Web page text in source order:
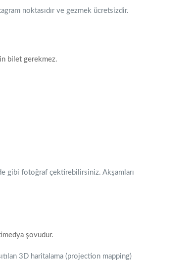
noktasıdır ve gezmek ücretsizdir.
bilet gerekmez.
gibi fotoğraf çektirebilirsiniz. Akşamları
şovudur.
3D haritalama (projection mapping)